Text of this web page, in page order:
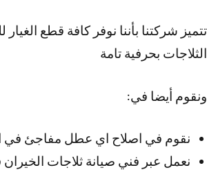
الثلاجات بحرفية تامة
ونقوم أيضا في:
نقوم في اصلاح اي عطل مفاجئ في
نعمل عبر فني صيانة ثلاجات الخيران